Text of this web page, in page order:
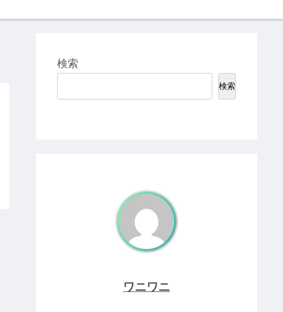
検索
検索
ワニワニ